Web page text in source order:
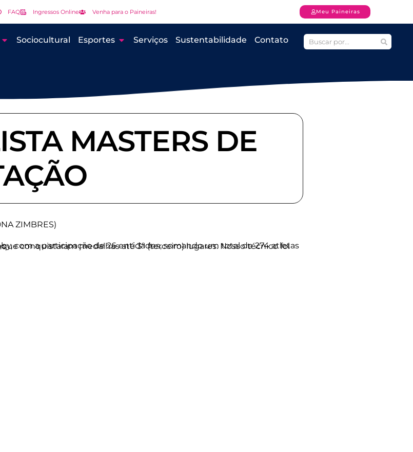
FAQ Ingressos Online Venha para o Paineiras! Meu Paineiras
Sociocultural Esportes Serviços Sustentabilidade Contato
MASTERS DE
ZIMBRES)